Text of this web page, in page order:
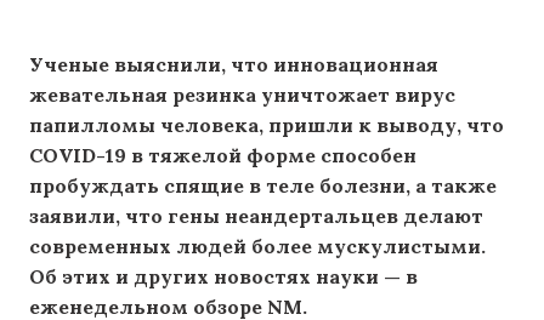
Ученые выяснили, что инновационная
жевательная резинка уничтожает вирус
папилломы человека, пришли к выводу, что
COVID-19 в тяжелой форме способен
пробуждать спящие в теле болезни, а также
заявили, что гены неандертальцев делают
современных людей более мускулистыми.
Об этих и других новостях науки — в
еженедельном обзоре NM.